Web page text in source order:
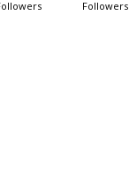
Followers